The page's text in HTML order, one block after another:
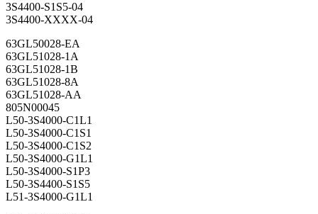
3S4400-S1S5-04
3S4400-XXXX-04
63GL50028-EA
63GL51028-1A
63GL51028-1B
63GL51028-8A
63GL51028-AA
805N00045
L50-3S4000-C1L1
L50-3S4000-C1S1
L50-3S4000-C1S2
L50-3S4000-G1L1
L50-3S4000-S1P3
L50-3S4400-S1S5
L51-3S4000-G1L1